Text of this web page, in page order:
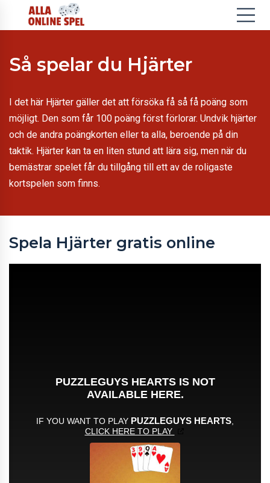
Så spelar du Hjärter
I det här Hjärter gäller det att försöka få så få poäng som
möjligt. Den som får 100 poäng först förlorar. Undvik hjärter
och de andra poängkorten eller ta alla, beroende på din
taktik. Hjärter kan ta en liten stund att lära sig, men när du
bemästrar spelet får du tillgång till ett av de roligaste
kortspelen som finns.
Spela Hjärter gratis online